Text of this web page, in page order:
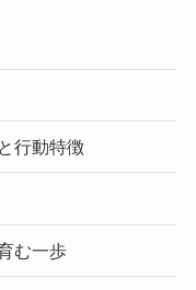
行動特徴
む一歩